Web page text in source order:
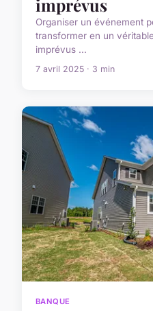
imprévus
Organiser un événement
transformer en un
imprévus ...
7 avril 2025 · 3 min
BANQUE